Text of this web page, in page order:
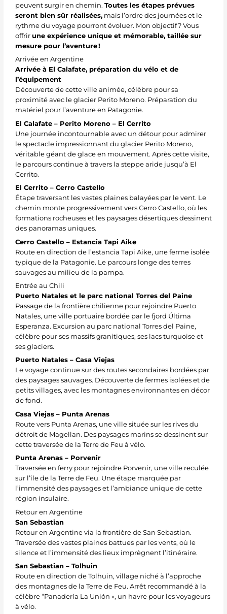
peuvent surgir en chemin. Toutes les étapes prévues
seront bien sûr réalisées,mais l’ordre des journées et le
rythme du voyage pourront évoluer. Mon objectif ? Vous
offrir une expérience unique et mémorable, taillée sur
mesure pour l’aventure !
Arrivée en Argentine
Arrivée à El Calafate, préparation du vélo et de
l’équipement
Découverte de cette ville animée, célèbre pour sa
proximité avec le glacier Perito Moreno. Préparation du
matériel pour l’aventure en Patagonie.
El Calafate – Perito Moreno – El Cerrito
Une journée incontournable avec un détour pour admirer
le spectacle impressionnant du glacier Perito Moreno,
véritable géant de glace en mouvement. Après cette visite,
le parcours continue à travers la steppe aride jusqu’à El
Cerrito.
El Cerrito – Cerro Castello
Étape traversant les vastes plaines balayées par le vent. Le
chemin monte progressivement vers Cerro Castello, où les
formations rocheuses et les paysages désertiques dessinent
des panoramas uniques.
Cerro Castello – Estancia Tapi Aike
Route en direction de l’estancia Tapi Aike, une ferme isolée
typique de la Patagonie. Le parcours longe des terres
sauvages au milieu de la pampa.
Entrée au Chili
Puerto Natales et le parc national Torres del Paine
Passage de la frontière chilienne pour rejoindre Puerto
Natales, une ville portuaire bordée par le fjord Última
Esperanza. Excursion au parc national Torres del Paine,
célèbre pour ses massifs granitiques, ses lacs turquoise et
ses glaciers.
Puerto Natales – Casa Viejas
Le voyage continue sur des routes secondaires bordées par
des paysages sauvages. Découverte de fermes isolées et de
petits villages, avec les montagnes environnantes en décor
de fond.
Casa Viejas – Punta Arenas
Route vers Punta Arenas, une ville située sur les rives du
détroit de Magellan. Des paysages marins se dessinent sur
cette traversée de la Terre de Feu à vélo.
Punta Arenas – Porvenir
Traversée en ferry pour rejoindre Porvenir, une ville reculée
sur l’île de la Terre de Feu. Une étape marquée par
l’immensité des paysages et l’ambiance unique de cette
région insulaire.
Retour en Argentine
San Sebastian
Retour en Argentine via la frontière de San Sebastian.
Traversée des vastes plaines battues par les vents, où le
silence et l’immensité des lieux imprègnent l’itinéraire.
San Sebastian – Tolhuin
Route en direction de Tolhuin, village niché à l’approche
des montagnes de la Terre de Feu. Arrêt recommandé à la
célèbre “Panadería La Unión », un havre pour les voyageurs
à vélo.